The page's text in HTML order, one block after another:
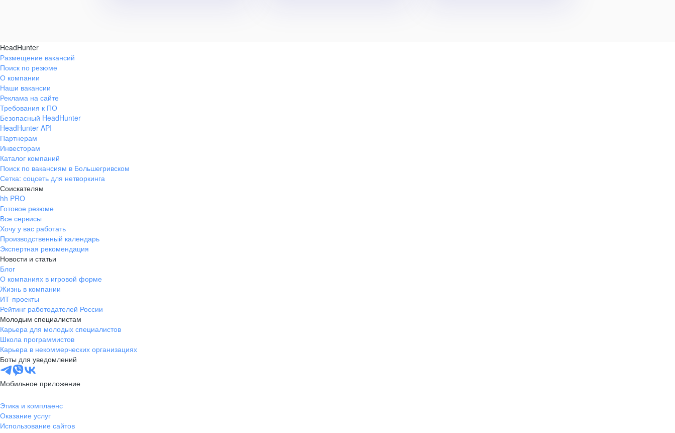
HeadHunter
Размещение вакансий
Поиск по резюме
О компании
Наши вакансии
Реклама на сайте
Требования к ПО
Безопасный HeadHunter
HeadHunter API
Партнерам
Инвесторам
Каталог компаний
Поиск по вакансиям в Большегривском
Сетка: соцсеть для нетворкинга
Соискателям
hh PRO
Готовое резюме
Все сервисы
Хочу у вас работать
Производственный календарь
Экспертная рекомендация
Новости и статьи
Блог
О компаниях в игровой форме
Жизнь в компании
ИТ-проекты
Рейтинг работодателей России
Молодым специалистам
Карьера для молодых специалистов
Школа программистов
Карьера в некоммерческих организациях
Боты для уведомлений
Мобильное приложение
Этика и комплаенс
Оказание услуг
Использование сайтов